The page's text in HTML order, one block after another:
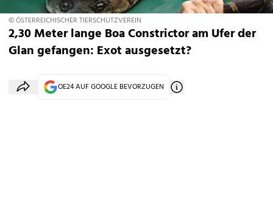
© ÖSTERREICHISCHER TIERSCHUTZVEREIN
2,30 Meter lange Boa Constrictor am Ufer der
Glan gefangen: Exot ausgesetzt?
OE24 AUF GOOGLE BEVORZUGEN